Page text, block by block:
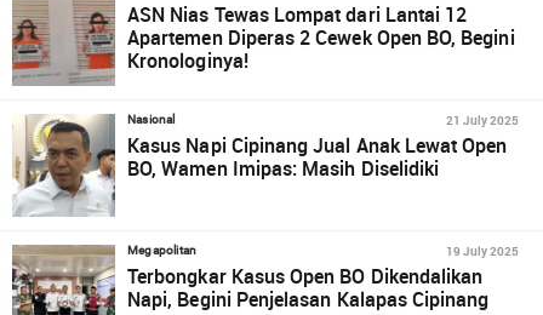
ASN Nias Tewas Lompat dari Lantai 12
Apartemen Diperas 2 Cewek Open BO, Begini
Kronologinya!
Nasional 21 July 2025
Kasus Napi Cipinang Jual Anak Lewat Open
BO, Wamen Imipas: Masih Diselidiki
Megapolitan 19 July 2025
Terbongkar Kasus Open BO Dikendalikan
Napi, Begini Penjelasan Kalapas Cipinang